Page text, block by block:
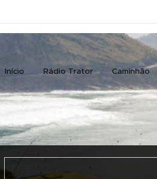
Início Rádio Trator Caminhão